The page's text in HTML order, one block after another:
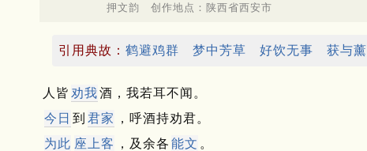
押文韵 创作地点：陕西省西安市
引用典故： 鹤避鸡群 梦中芳草 好饮无事 获与薰
人皆 劝我酒，我若耳不闻。
今日 到 君家
，呼酒持劝君。
为此 座上客 ，及余各 能文 。